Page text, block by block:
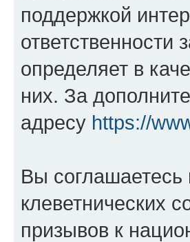
поддержкой
определяет в
них. За
адресу https://
Вы
клеветнических
призывов к